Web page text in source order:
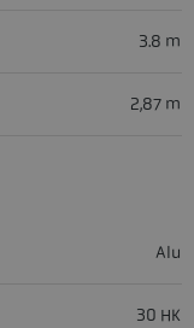
3.8 m
2,87 m
Alu
30 HK